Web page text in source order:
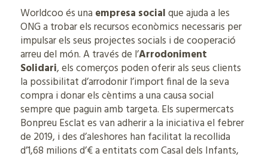
Worldcoo és una empresa socialque ajuda a les
ONG a trobar els recursos econòmics necessaris per
impulsar els seus projectes socials i de cooperació
arreu del món. A través de l’Arrodoniment
Solidari, els comerços poden oferir als seus clients
la possibilitat d’arrodonir l’import final de la seva
compra i donar els cèntims a una causa social
sempre que paguin amb targeta. Els supermercats
Bonpreu Esclat es van adherir a la iniciativa el febrer
de 2019, i des d’aleshores han facilitat la recollida
d’1,68 milions d’€ a entitats com Casal dels Infants,